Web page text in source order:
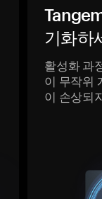
기화하
활성화 과
이 무작위
이 손상되